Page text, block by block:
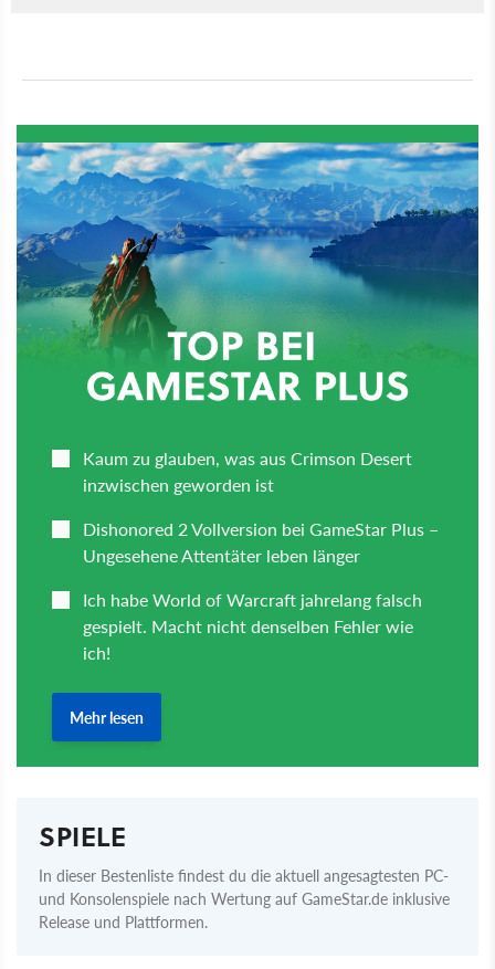
SPIELE
In dieser Bestenliste findest du die aktuell angesagtesten PC-
und Konsolenspiele nach Wertung auf GameStar.de inklusive
Release und Plattformen.